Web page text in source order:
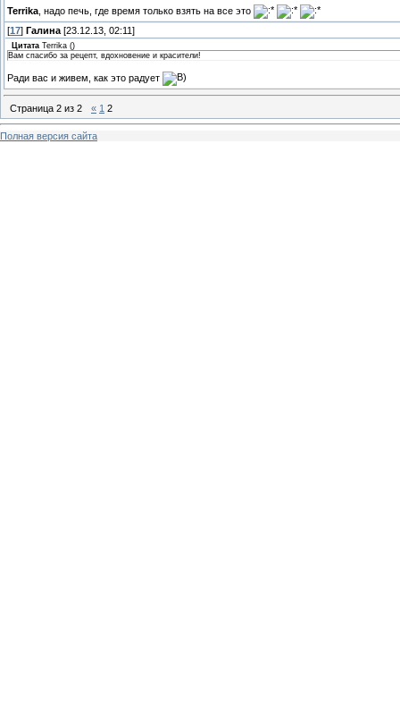
Terrika , надо печь, где время только взять на все это
[17] Галина [23.12.13, 02:11]
Цитата Terrika ()
Вам спасибо за рецепт, вдохновение и красители!
Ради вас и живем, как это радует
Страница 2 из 2 « 1 2
Полная версия сайта